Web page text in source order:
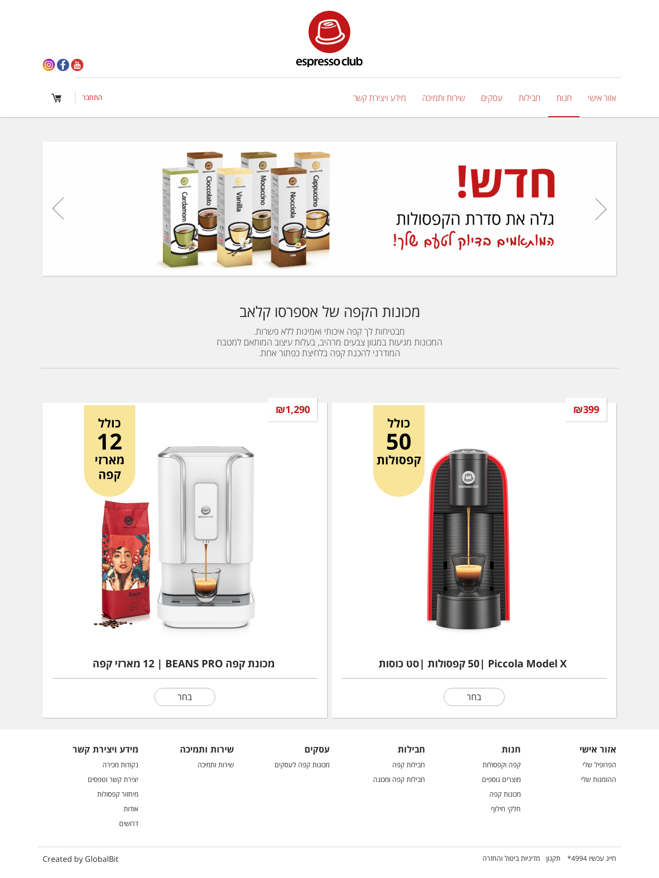
אזור אישי חנות חבילות עסקים שירות ותמיכה מידע ויצירת קשר התחבר
מכונות הקפה של אספרסו קלאב
מבטיחות לך קפה איכותי ואמינות ללא פשרות.
המכונות מגיעות במגוון צבעים מרהיב, בעלות עיצוב המותאם למטבח
המודרני להכנת קפה בלחיצת כפתור אחת.
₪399
Piccola Model X ‮|05 קפסולות |סט כוסות
בחר
₪1,290
מכונת קפה BEANS PRO |‮ 21 מארזי קפה
בחר
אזור אישי
הפרופיל שלי
ההזמנות שלי
חנות
קפה וקפסולות
מוצרים נוספים
מכונות קפה
חלקי חילוף
חבילות
חבילות קפה
חבילות קפה ומכונה
עסקים
מכונות קפה לעסקים
שירות ותמיכה
שירות ותמיכה
מידע ויצירת קשר
נקודות מכירה
יצירת קשר וטפסים
מיחזור קפסולות
אודות
דרושים
חייג עכשיו 4994* תקנון מדיניות ביטול והחזרה Created by GlobalBit